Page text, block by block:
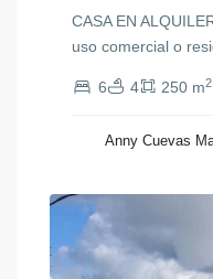
CASA EN
uso comercial o
6 4 250 m2
Anny Cuevas
Colonia